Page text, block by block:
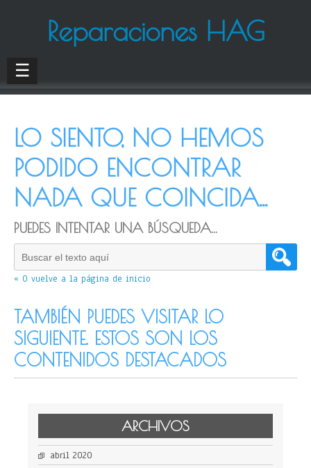
Reparaciones HAG
☰
LO SIENTO, NO HEMOS
PODIDO ENCONTRAR
NADA QUE COINCIDA...
PUEDES INTENTAR UNA BÚSQUEDA...
« O vuelve a la página de inicio
TAMBIÉN PUEDES VISITAR LO
SIGUIENTE. ESTOS SON LOS
CONTENIDOS DESTACADOS
ARCHIVOS
abril 2020